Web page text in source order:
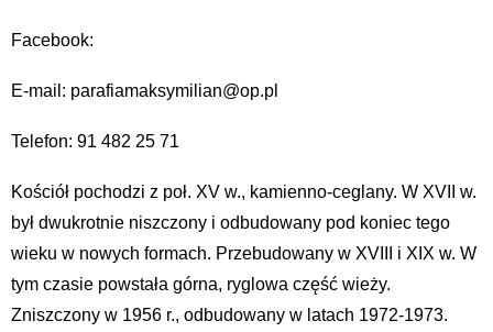
Facebook:
E-mail: parafiamaksymilian@op.pl
Telefon: 91 482 25 71
Kościół pochodzi z poł. XV w., kamienno-ceglany. W XVII w.
był dwukrotnie niszczony i odbudowany pod koniec tego
wieku w nowych formach. Przebudowany w XVIII i XIX w. W
tym czasie powstała górna, ryglowa część wieży.
Zniszczony w 1956 r., odbudowany w latach 1972-1973.